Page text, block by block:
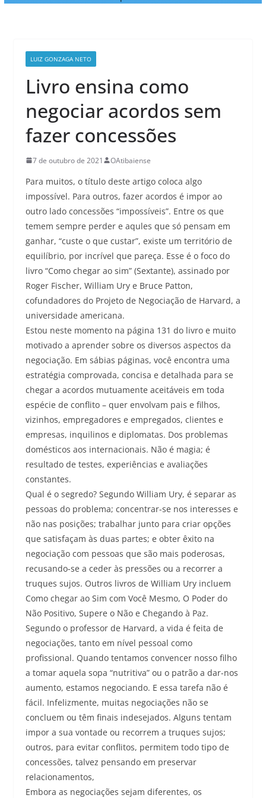
LUIZ GONZAGA NETO
Livro ensina como
negociar acordos sem
fazer concessões
7 de outubro de 2021 OAtibaiense
Para muitos, o título deste artigo coloca algo
impossível. Para outros, fazer acordos é impor ao
outro lado concessões “impossíveis”. Entre os que
temem sempre perder e aqules que só pensam em
ganhar, “custe o que custar”, existe um território de
equilíbrio, por incrível que pareça. Esse é o foco do
livro “Como chegar ao sim” (Sextante), assinado por
Roger Fischer, William Ury e Bruce Patton,
cofundadores do Projeto de Negociação de Harvard, a
universidade americana.
Estou neste momento na página 131 do livro e muito
motivado a aprender sobre os diversos aspectos da
negociação. Em sábias páginas, você encontra uma
estratégia comprovada, concisa e detalhada para se
chegar a acordos mutuamente aceitáveis em toda
espécie de conflito – quer envolvam pais e filhos,
vizinhos, empregadores e empregados, clientes e
empresas, inquilinos e diplomatas. Dos problemas
domésticos aos internacionais. Não é magia; é
resultado de testes, experiências e avaliações
constantes.
Qual é o segredo? Segundo William Ury, é separar as
pessoas do problema; concentrar-se nos interesses e
não nas posições; trabalhar junto para criar opções
que satisfaçam às duas partes; e obter êxito na
negociação com pessoas que são mais poderosas,
recusando-se a ceder às pressões ou a recorrer a
truques sujos. Outros livros de William Ury incluem
Como chegar ao Sim com Você Mesmo, O Poder do
Não Positivo, Supere o Não e Chegando à Paz.
Segundo o professor de Harvard, a vida é feita de
negociações, tanto em nível pessoal como
profissional. Quando tentamos convencer nosso filho
a tomar aquela sopa “nutritiva” ou o patrão a dar-nos
aumento, estamos negociando. E essa tarefa não é
fácil. Infelizmente, muitas negociações não se
concluem ou têm finais indesejados. Alguns tentam
impor a sua vontade ou recorrem a truques sujos;
outros, para evitar conflitos, permitem todo tipo de
concessões, talvez pensando em preservar
relacionamentos,
Embora as negociações sejam diferentes, os